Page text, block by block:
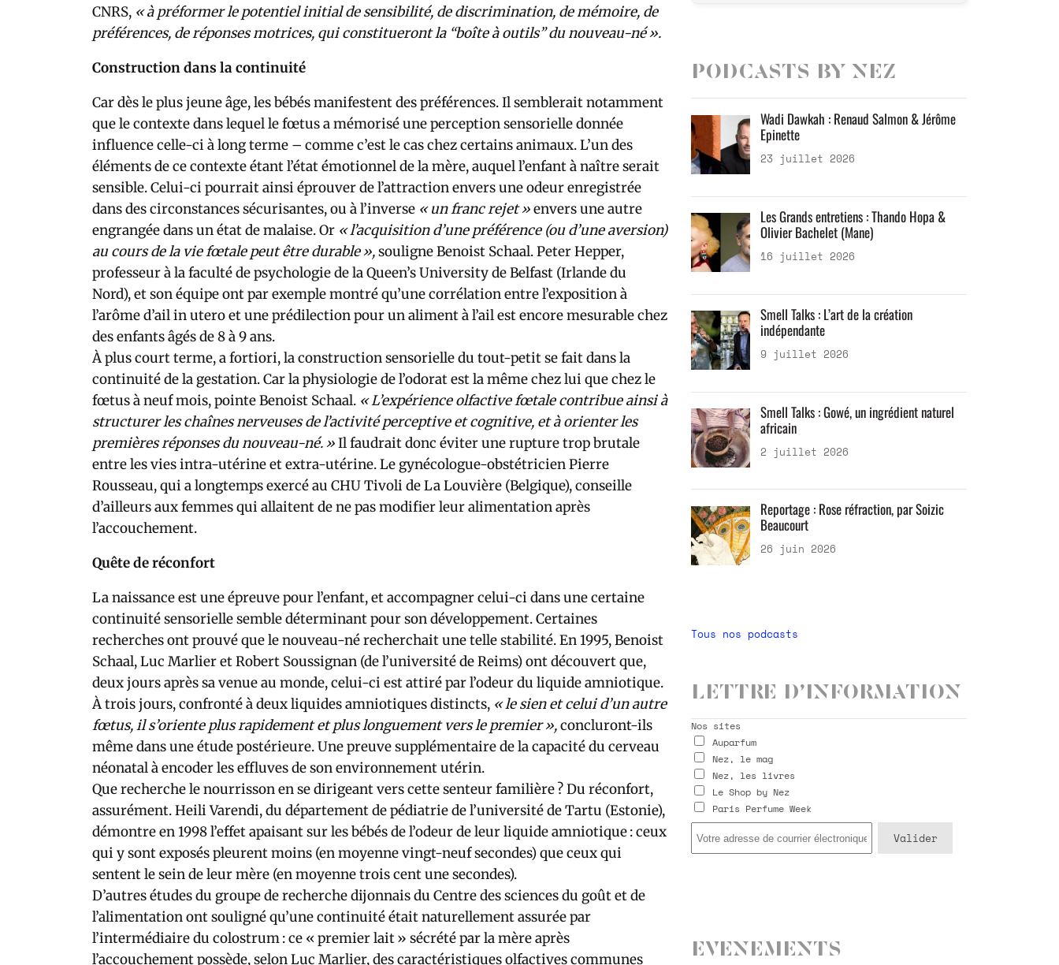
CNRS, « à préformer le potentiel initial de sensibilité, de discrimination, de mémoire, de
préférences, de réponses motrices, qui constitueront la “boîte à outils” du nouveau-né ».
Construction dans la continuité
Car dès le plus jeune âge, les bébés manifestent des préférences. Il semblerait notamment
que le contexte dans lequel le fœtus a mémorisé une perception sensorielle donnée
influence celle-ci à long terme – comme c’est le cas chez certains animaux. L’un des
éléments de ce contexte étant l’état émotionnel de la mère, auquel l’enfant à naître serait
sensible. Celui-ci pourrait ainsi éprouver de l’attraction envers une odeur enregistrée
dans des circonstances sécurisantes, ou à l’inverse « un franc rejet »envers une autre
engrangée dans un état de malaise. Or « l’acquisition d’une préférence (ou d’une aversion)
au cours de la vie fœtale peut être durable »,souligne Benoist Schaal. Peter Hepper,
professeur à la faculté de psychologie de la Queen’s University de Belfast (Irlande du
Nord), et son équipe ont par exemple montré qu’une corrélation entre l’exposition à
l’arôme d’ail in utero et une prédilection pour un aliment à l’ail est encore mesurable chez
des enfants âgés de 8 à 9 ans.
À plus court terme, a fortiori, la construction sensorielle du tout-petit se fait dans la
continuité de la gestation. Car la physiologie de l’odorat est la même chez lui que chez le
fœtus à neuf mois, pointe Benoist Schaal. « L’expérience olfactive fœtale contribue ainsi à
structurer les chaînes nerveuses de l’activité perceptive et cognitive, et à orienter les
premières réponses du nouveau-né. »Il faudrait donc éviter une rupture trop brutale
entre les vies intra-utérine et extra-utérine. Le gynécologue-obstétricien Pierre
Rousseau, qui a longtemps exercé au CHU Tivoli de La Louvière (Belgique), conseille
d’ailleurs aux femmes qui allaitent de ne pas modifier leur alimentation après
l’accouchement.
Quête de réconfort
La naissance est une épreuve pour l’enfant, et accompagner celui-ci dans une certaine
continuité sensorielle semble déterminant pour son développement. Certaines
recherches ont prouvé que le nouveau-né recherchait une telle stabilité. En 1995, Benoist
Schaal, Luc Marlier et Robert Soussignan (de l’université de Reims) ont découvert que,
deux jours après sa venue au monde, celui-ci est attiré par l’odeur du liquide amniotique.
À trois jours, confronté à deux liquides amniotiques distincts, « le sien et celui d’un autre
fœtus, il s’oriente plus rapidement et plus longuement vers le premier »,concluront-ils
même dans une étude postérieure. Une preuve supplémentaire de la capacité du cerveau
néonatal à encoder les effluves de son environnement utérin.
Que recherche le nourrisson en se dirigeant vers cette senteur familière ? Du réconfort,
assurément. Heili Varendi, du département de pédiatrie de l’université de Tartu (Estonie),
démontre en 1998 l’effet apaisant sur les bébés de l’odeur de leur liquide amniotique : ceux
qui y sont exposés pleurent moins (en moyenne vingt-neuf secondes) que ceux qui
sentent le sein de leur mère (en moyenne trois cent une secondes).
D’autres études du groupe de recherche dijonnais du Centre des sciences du goût et de
l’alimentation ont souligné qu’une continuité était naturellement assurée par
l’intermédiaire du colostrum : ce « premier lait » sécrété par la mère après
l’accouchement possède, selon Luc Marlier, des caractéristiques olfactives communes
Podcasts by Nez
Wadi Dawkah : Renaud Salmon & Jérôme
Epinette
23 juillet 2026
Les Grands entretiens : Thando Hopa &
Olivier Bachelet (Mane)
16 juillet 2026
Smell Talks : L’art de la création
indépendante
9 juillet 2026
Smell Talks : Gowé, un ingrédient naturel
africain
2 juillet 2026
Reportage : Rose réfraction, par Soizic
Beaucourt
26 juin 2026
Tous nos podcasts
Lettre d’information
Nos sites
Auparfum
Nez, le mag
Nez, les livres
Le Shop by Nez
Paris Perfume Week
Evenements